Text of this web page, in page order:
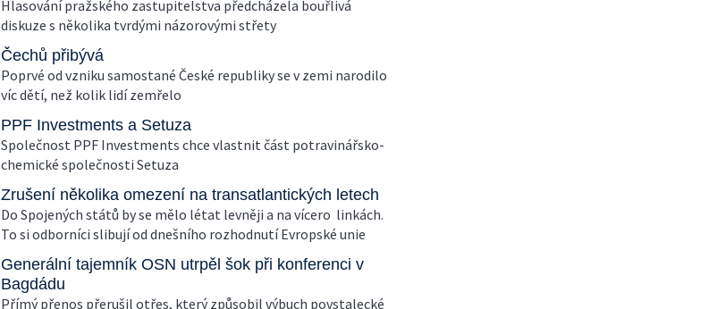
Hlasování pražského zastupitelstva předcházela bouřlivá
diskuze s několika tvrdými názorovými střety
Čechů přibývá
Poprvé od vzniku samostané České republiky se v zemi narodilo
víc dětí, než kolik lidí zemřelo
PPF Investments a Setuza
Společnost PPF Investments chce vlastnit část potravinářsko-
chemické společnosti Setuza
Zrušení několika omezení na transatlantických letech
Do Spojených států by se mělo létat levněji a na vícero linkách.
To si odborníci slibují od dnešního rozhodnutí Evropské unie
Generální tajemník OSN utrpěl šok při konferenci v
Bagdádu
Přímý přenos přerušil otřes, který způsobil výbuch povstalecké